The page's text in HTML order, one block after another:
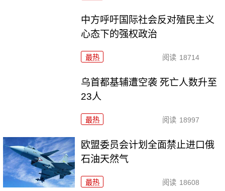
中方呼吁国际社会反对殖民主义
心态下的强权政治
最热 阅读 18714
乌首都基辅遭空袭 死亡人数升至
23人
最热 阅读 18997
欧盟委员会计划全面禁止进口俄
石油天然气
最热 阅读 18608